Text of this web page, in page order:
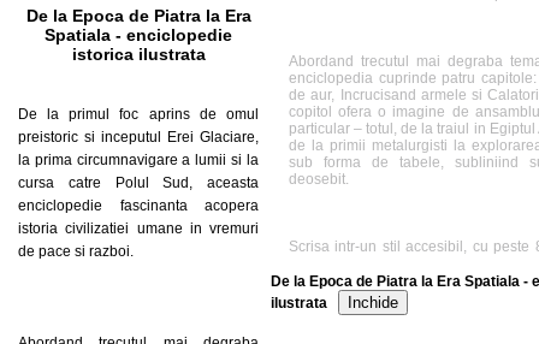
De la Epoca de Piatra la Era
Spatiala - enciclopedie
istorica ilustrata
De la primul foc aprins de omul
preistoric si inceputul Erei Glaciare,
la prima circumnavigare a lumii si la
cursa catre Polul Sud, aceasta
enciclopedie fascinanta acopera
istoria civilizatiei umane in vremuri
de pace si razboi.
Abordand trecutul mai degraba
enciclopedia cuprinde patru
de aur, Incrucisand armele si
copitol ofera o imagine de
particular – totul, de la traiul in
de la primii metalurgisti la
sub forma de tabele, subliniind
deosebit.
Scrisa intr-un stil accesibil, cu peste
Spatiala
De la Epoca de Piatra la Era Spatiala -
ilustrata
Inchide